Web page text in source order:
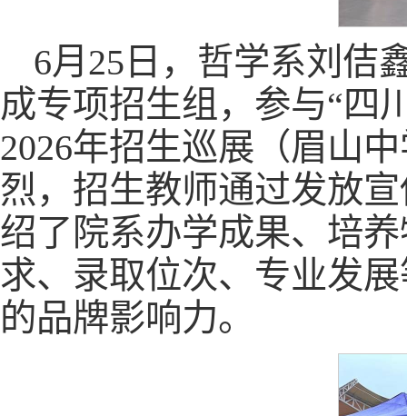
6月25日，哲学系刘佶
成专项招生组，参与“四
2026年招生巡展（眉山
烈，招生教师通过发放
绍了院系办学成果、培
求、录取位次、专业发
的品牌影响力。